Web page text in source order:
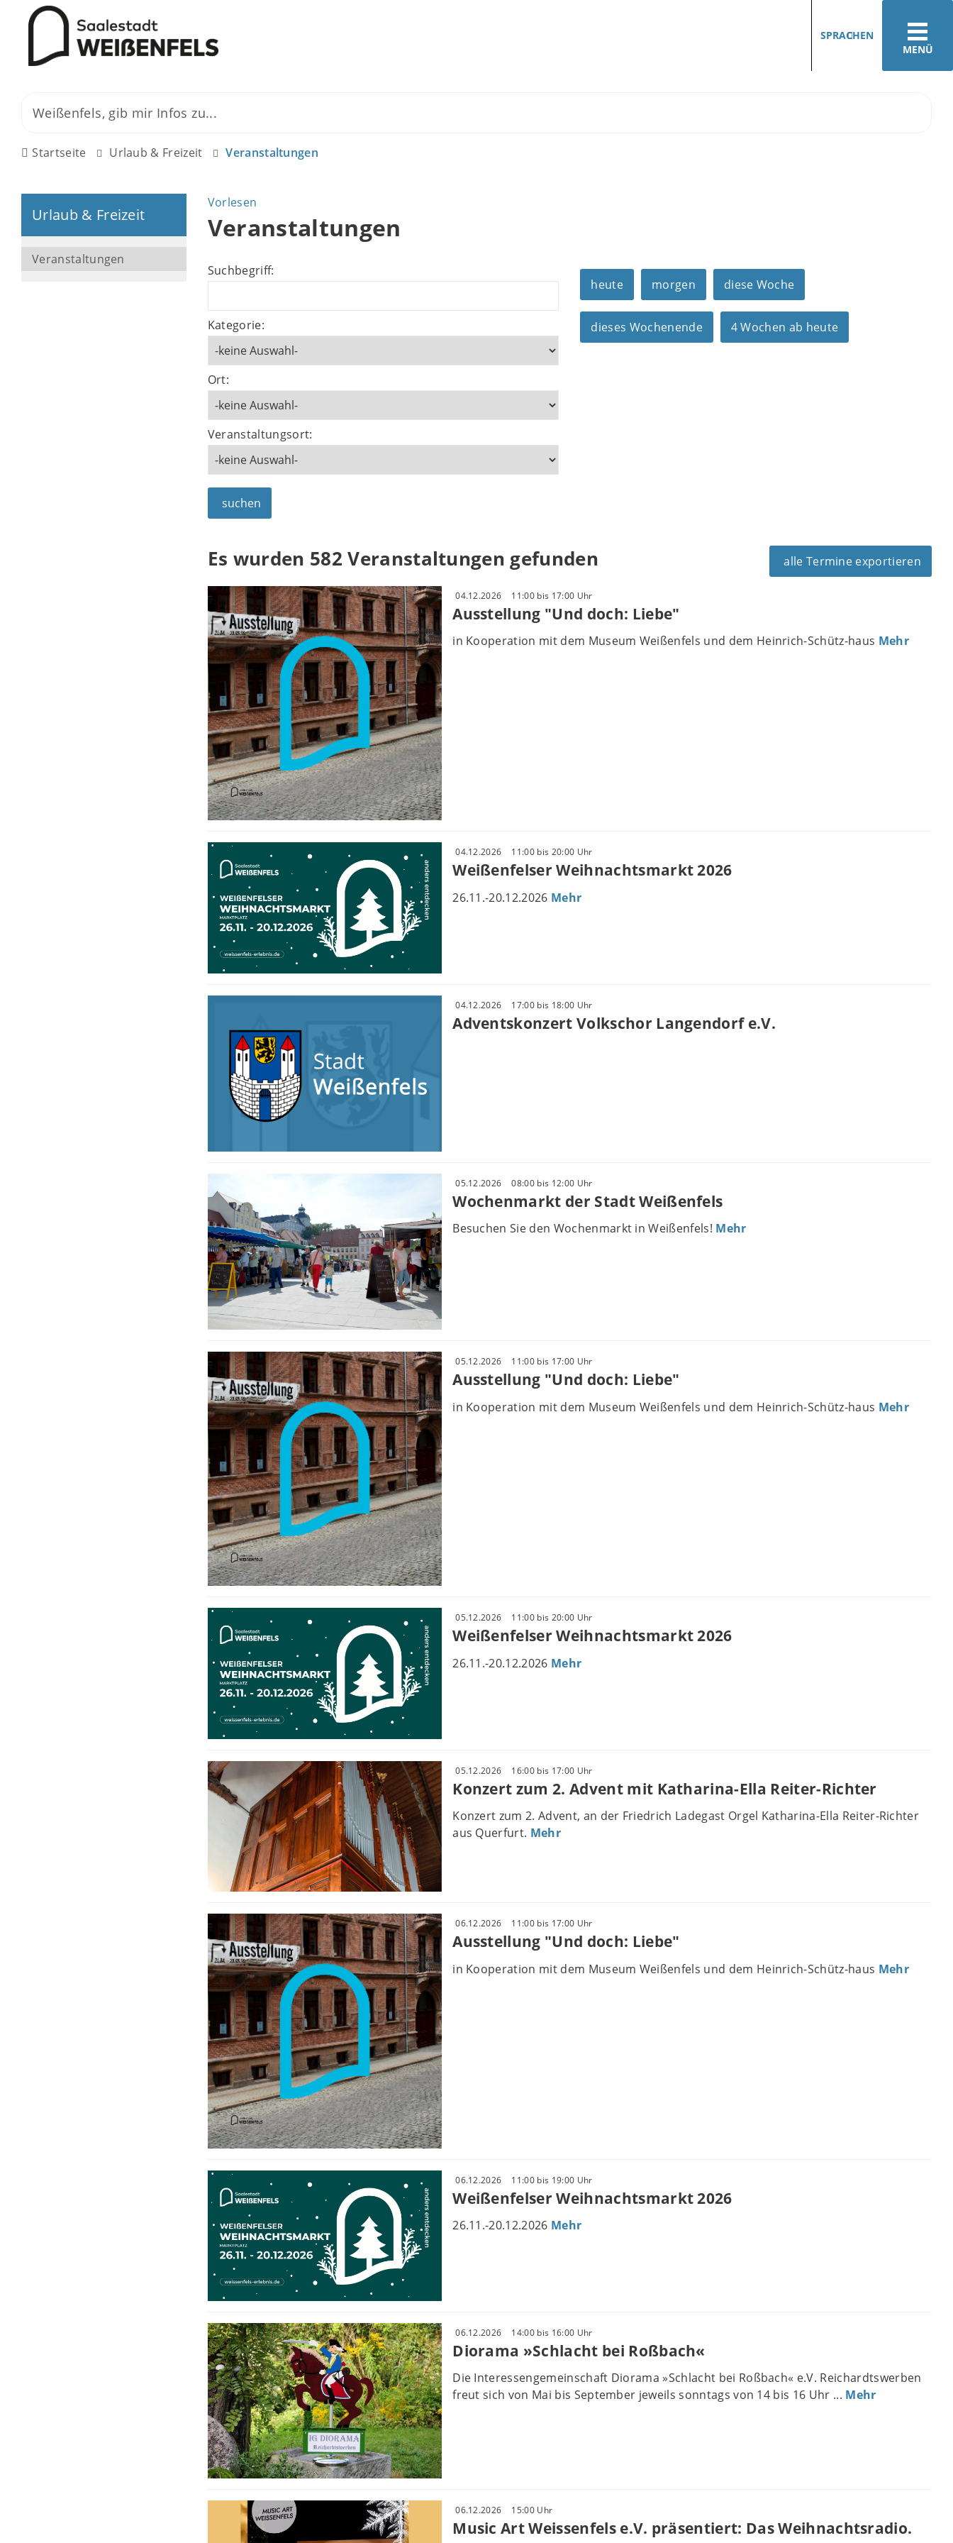
MENÜ
SPRACHEN
Startseite Urlaub & Freizeit Veranstaltungen
Urlaub & Freizeit
Veranstaltungen
Vorlesen
Veranstaltungen
Suchbegriff:
Kategorie:
Ort:
Veranstaltungsort:
suchen
heute morgen diese Woche
dieses Wochenende 4 Wochen ab heute
alle Termine exportieren
Es wurden 582 Veranstaltungen gefunden
04.12.2026 11:00 bis 17:00 Uhr
Ausstellung "Und doch: Liebe"
in Kooperation mit dem Museum Weißenfels und dem Heinrich-Schütz-haus Mehr
04.12.2026 11:00 bis 20:00 Uhr
Weißenfelser Weihnachtsmarkt 2026
26.11.-20.12.2026 Mehr
04.12.2026 17:00 bis 18:00 Uhr
Adventskonzert Volkschor Langendorf e.V.
05.12.2026 08:00 bis 12:00 Uhr
Wochenmarkt der Stadt Weißenfels
Besuchen Sie den Wochenmarkt in Weißenfels! Mehr
05.12.2026 11:00 bis 17:00 Uhr
Ausstellung "Und doch: Liebe"
in Kooperation mit dem Museum Weißenfels und dem Heinrich-Schütz-haus Mehr
05.12.2026 11:00 bis 20:00 Uhr
Weißenfelser Weihnachtsmarkt 2026
26.11.-20.12.2026 Mehr
05.12.2026 16:00 bis 17:00 Uhr
Konzert zum 2. Advent mit Katharina-Ella Reiter-Richter
Konzert zum 2. Advent, an der Friedrich Ladegast Orgel Katharina-Ella Reiter-Richter
aus Querfurt. Mehr
06.12.2026 11:00 bis 17:00 Uhr
Ausstellung "Und doch: Liebe"
in Kooperation mit dem Museum Weißenfels und dem Heinrich-Schütz-haus Mehr
06.12.2026 11:00 bis 19:00 Uhr
Weißenfelser Weihnachtsmarkt 2026
26.11.-20.12.2026 Mehr
06.12.2026 14:00 bis 16:00 Uhr
Diorama »Schlacht bei Roßbach«
Die Interessengemeinschaft Diorama »Schlacht bei Roßbach« e.V. Reichardtswerben
freut sich von Mai bis September jeweils sonntags von 14 bis 16 Uhr ... Mehr
06.12.2026 15:00 Uhr
Music Art Weissenfels e.V. präsentiert: Das Weihnachtsradio.